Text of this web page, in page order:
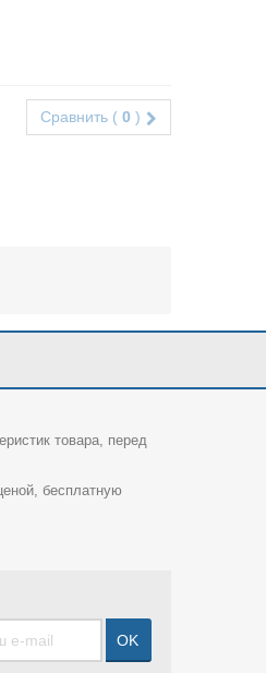
Сравнить ( 0 )
товара, перед
бесплатную
OK